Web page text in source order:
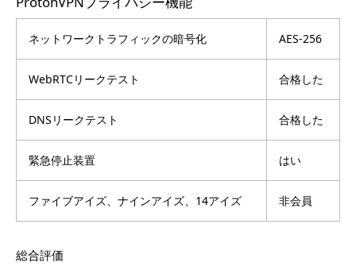
ネットワークトラフィックの暗号化 AES-256
WebRTCリークテスト 合格した
DNSリークテスト 合格した
緊急停止装置 はい
ファイブアイズ、ナインアイズ、14アイズ 非会員
総合評価